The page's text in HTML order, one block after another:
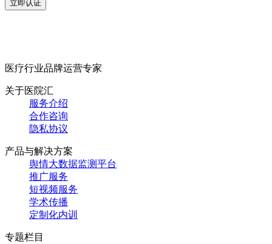
立即认证
医疗行业品牌运营专家
关于医院汇
服务介绍
合作咨询
隐私协议
产品与解决方案
舆情大数据监测平台
推广服务
短视频服务
学术传播
定制化内训
专题栏目